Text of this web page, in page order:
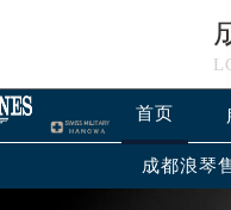
首页
成都浪琴